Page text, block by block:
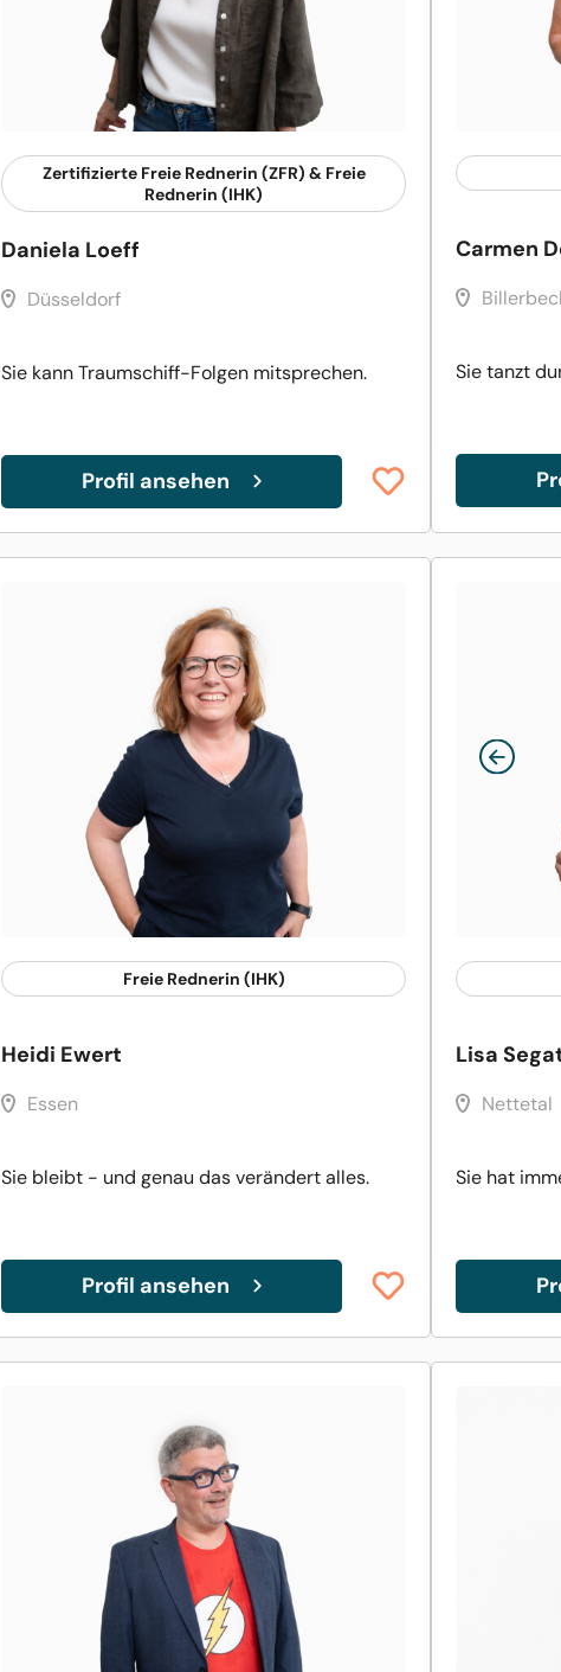
Zertifizierte Freie Rednerin (ZFR) & Freie
Rednerin (IHK)
Daniela Loeff
Düsseldorf
Sie kann Traumschiff-Folgen mitsprechen.
Profil ansehen
Carmen
Sie tanzt
Freie Rednerin (IHK)
Heidi Ewert
Essen
Sie bleibt - und genau das verändert alles.
Profil ansehen
Lisa
Nettetal
Sie hat